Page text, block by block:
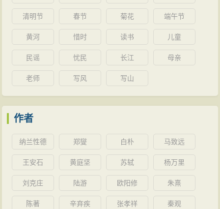
清明节 春节 菊花 端午节
黄河 惜时 读书 儿童
民谣 忧民 长江 母亲
老师 写风 写山
作者
纳兰性德 郑燮 白朴 马致远
王安石 黄庭坚 苏轼 杨万里
刘克庄 陆游 欧阳修 朱熹
陈著 辛弃疾 张孝祥 秦观